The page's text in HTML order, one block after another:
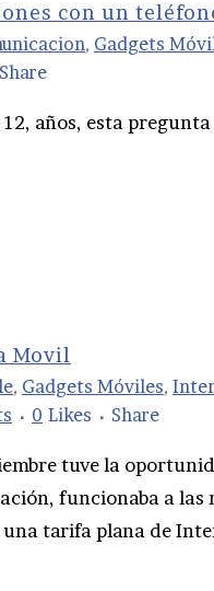
con un
, Gadgets
Share
años, esta
Movil
, Gadgets Móviles,
0 Likes Share
tuve la
funcionaba a
tarifa plana de